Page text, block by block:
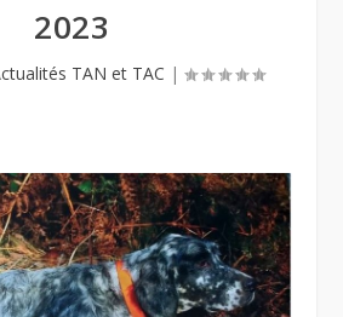
2023
TAN et TAC |